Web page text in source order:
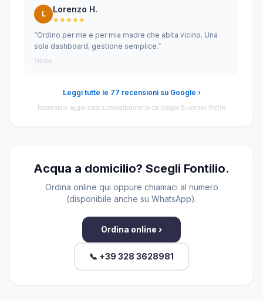
L Lorenzo H.
★★★★★
“Ordino per me e per mia madre che abita vicino. Una
sola dashboard, gestione semplice.”
Massa
Leggi tutte le 77 recensioni su Google ›
Recensioni aggiornate automaticamente da Google Business Profile
Acqua a domicilio? Scegli Fontilio.
Ordina online qui oppure chiamaci al numero
(disponibile anche su WhatsApp).
Ordina online ›
📞 +39 328 3628981